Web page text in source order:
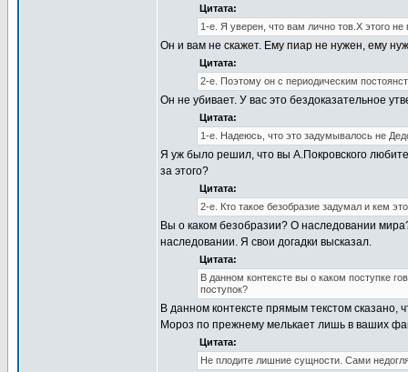
Цитата:
1-е. Я уверен, что вам лично тов.Х этого не
Он и вам не скажет. Ему пиар не нужен, ему
Цитата:
2-е. Поэтому он с периодическим
Он не убивает. У вас это бездоказательное
Цитата:
1-е. Надеюсь, что это задумывалось не
Я уж было решил, что вы А.Покровского
за этого?
Цитата:
2-е. Кто такое безобразие задумал и кем
Вы о каком безобразии? О наследовании
наследовании. Я свои догадки высказал.
Цитата:
В данном контексте вы о каком поступке
поступок?
В данном контексте прямым текстом
Мороз по прежнему мелькает лишь в ваших
Цитата:
Не плодите лишние сущности. Сами